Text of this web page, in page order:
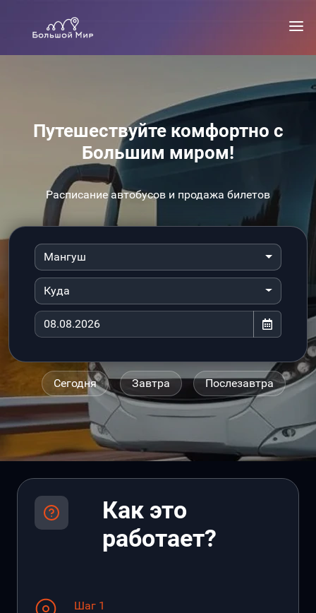
Путешествуйте комфортно с
Большим миром!
Расписание автобусов и продажа билетов
Мангуш
Куда
Сегодня Завтра Послезавтра
Как это
работает?
Шаг 1